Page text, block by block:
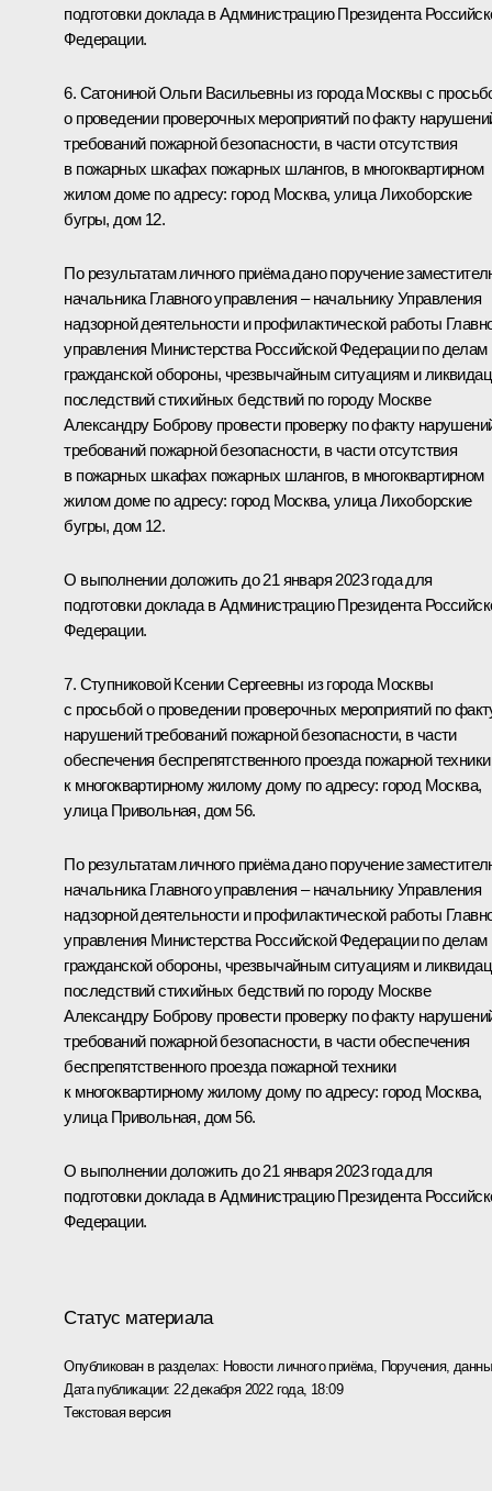
подготовки доклада в Администрацию Президента
Федерации.
6. Сатониной Ольги Васильевны из города Москвы с
о проведении проверочных мероприятий по факту
требований пожарной безопасности, в части отсутствия
в пожарных шкафах пожарных шлангов, в многоквартирном
жилом доме по адресу: город Москва, улица Лихоборские
бугры, дом 12.
По результатам личного приёма дано поручение
начальника Главного управления – начальнику Управления
надзорной деятельности и профилактической работы
управления Министерства Российской Федерации по делам
гражданской обороны, чрезвычайным ситуациям и
последствий стихийных бедствий по городу Москве
Александру Боброву провести проверку по факту
требований пожарной безопасности, в части отсутствия
в пожарных шкафах пожарных шлангов, в многоквартирном
жилом доме по адресу: город Москва, улица Лихоборские
бугры, дом 12.
О выполнении доложить до 21 января 2023 года для
подготовки доклада в Администрацию Президента
Федерации.
7. Ступниковой Ксении Сергеевны из города Москвы
с просьбой о проведении проверочных мероприятий по
нарушений требований пожарной безопасности, в части
обеспечения беспрепятственного проезда пожарной техники
к многоквартирному жилому дому по адресу: город Москва,
улица Привольная, дом 56.
По результатам личного приёма дано поручение
начальника Главного управления – начальнику Управления
надзорной деятельности и профилактической работы
управления Министерства Российской Федерации по делам
гражданской обороны, чрезвычайным ситуациям и
последствий стихийных бедствий по городу Москве
Александру Боброву провести проверку по факту
требований пожарной безопасности, в части обеспечения
беспрепятственного проезда пожарной техники
к многоквартирному жилому дому по адресу: город Москва,
улица Привольная, дом 56.
О выполнении доложить до 21 января 2023 года для
подготовки доклада в Администрацию Президента
Федерации.
Статус материала
Опубликован в разделах: Новости личного приёма, Поручения,
Дата публикации: 22 декабря 2022 года, 18:09
Текстовая версия